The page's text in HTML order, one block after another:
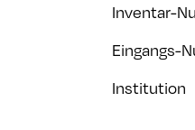
Inventar-
Eingangs-
Institution